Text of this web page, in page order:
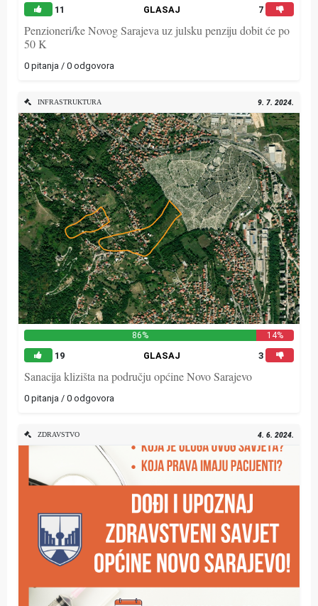
11 GLASAJ 7
Penzioneri/ke Novog Sarajeva uz julsku penziju dobit će po
50 K
0 pitanja / 0 odgovora
INFRASTRUKTURA 9. 7. 2024.
86% 14%
19 GLASAJ 3
Sanacija klizišta na području općine Novo Sarajevo
0 pitanja / 0 odgovora
ZDRAVSTVO 4. 6. 2024.